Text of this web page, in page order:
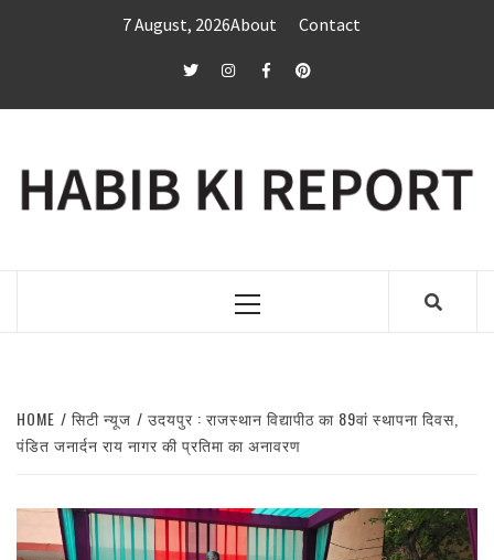
7 August, 2026About Contact
twitterInstagramFacebookPinterest
Primary
HOME सिटी न्यूज
उदयपुर : राजस्थान विद्यापीठ का 89वां स्थापना दिवस,
पंडित जनार्दन राय नागर की प्रतिमा का अनावरण